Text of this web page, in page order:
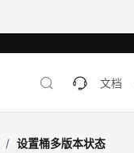
文档
/ 设置桶多版本状态